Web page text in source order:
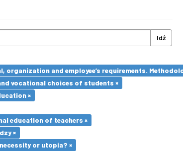
Idź
and employee’s requirements.
vocational choices of students ×
×
education of teachers ×
×
or utopia? ×